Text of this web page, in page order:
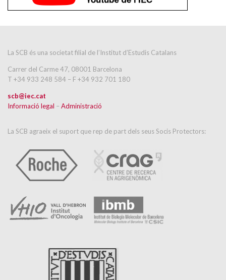
La SCB és una societat filial de l’Institut d’Estudis Catalans
Carrer del Carme 47, 08001 Barcelona
T +34 933 248 584 – F +34 932 701 180
scb@iec.cat
Informació legal – Administració
La SCB agraeix el suport que rep de part dels seus Socis Protectors: